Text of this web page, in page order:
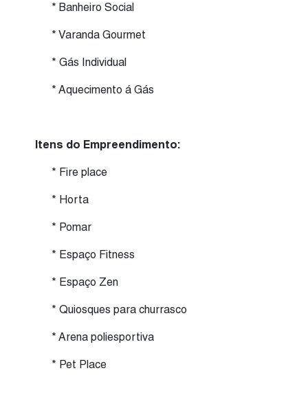
* Banheiro Social
* Varanda Gourmet
* Gás Individual
* Aquecimento á Gás
Itens do Empreendimento:
* Fire place
* Horta
* Pomar
* Espaço Fitness
* Espaço Zen
* Quiosques para churrasco
* Arena poliesportiva
* Pet Place